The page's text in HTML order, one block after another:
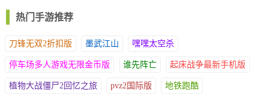
不可取的，我们在捕鱼的时候，需要学会观察鱼的位置，以及留意
度，用最少消耗，将鱼群一网打尽，把捕鱼收益最大化，避免出现
炮弹消耗完了，鱼还没有打死的情况发生。
有些船长在捕鱼的时候经常会因为一时的运气不佳而闷闷不乐，游
热门手游推荐
刀锋无双2折扣版 墨武江山 嘿嘿太空杀
停车场多人游戏无限金币版 谁先阵亡 起床战争最新手机版
植物大战僵尸2回忆之旅 pvz2国际版 地铁跑酷